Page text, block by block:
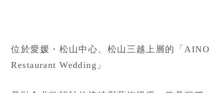
位於愛媛・松山中心、松山三越上層的「AINO
Restaurant Wedding」